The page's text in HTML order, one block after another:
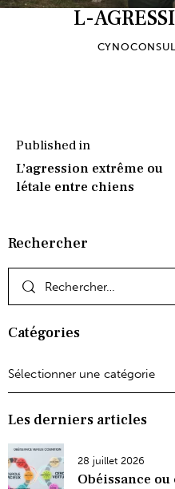
L-
Published in
L’agression extrême ou
létale entre chiens
Rechercher
Catégories
Les derniers articles
28 juillet 2026
Obéissance